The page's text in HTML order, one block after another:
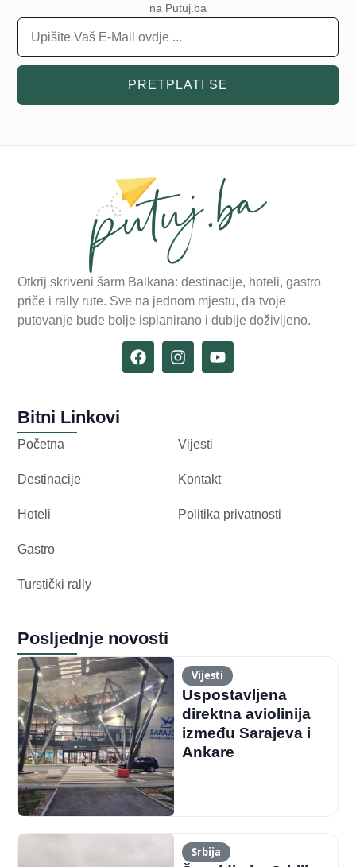
na Putuj.ba
PRETPLATI SE
Otkrij skriveni šarm Balkana: destinacije, hoteli, gastro
priče i rally rute. Sve na jednom mjestu, da tvoje
putovanje bude bolje isplanirano i dublje doživljeno.
Bitni Linkovi
Početna
Destinacije
Hoteli
Gastro
Turstički rally
Vijesti
Kontakt
Politika privatnosti
Posljednje novosti
Vijesti
Uspostavljena
direktna aviolinija
između Sarajeva i
Ankare
Srbija